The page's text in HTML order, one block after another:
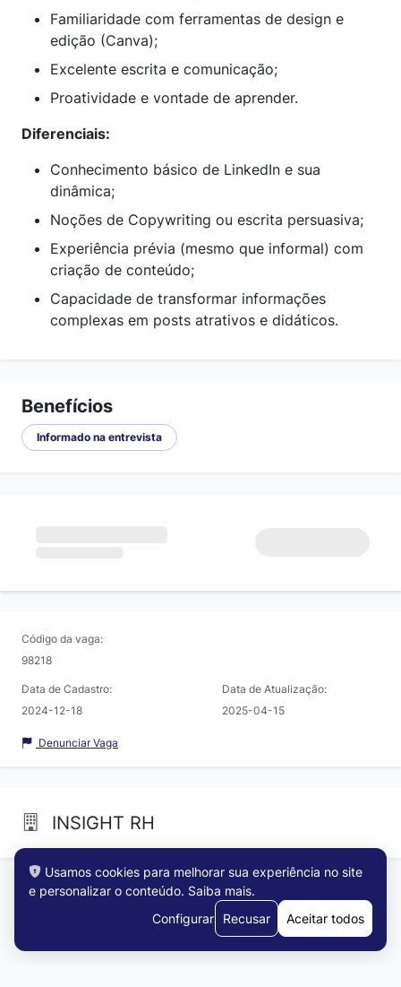
Familiaridade com ferramentas de design e
edição (Canva);
Excelente escrita e comunicação;
Proatividade e vontade de aprender.
Diferenciais:
Conhecimento básico de LinkedIn e sua
dinâmica;
Noções de Copywriting ou escrita persuasiva;
Experiência prévia (mesmo que informal) com
criação de conteúdo;
Capacidade de transformar informações
complexas em posts atrativos e didáticos.
Benefícios
Informado na entrevista
Código da vaga:
98218
Data de Cadastro:
2024-12-18
Data de Atualização:
2025-04-15
Denunciar Vaga
INSIGHT RH
Usamos cookies para melhorar sua experiência no site
e personalizar o conteúdo. Saiba mais.
Configurar
Recusar Aceitar todos